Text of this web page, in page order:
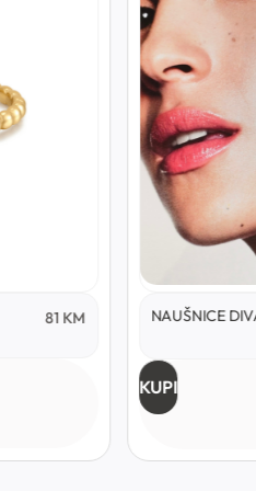
81 KM NAUŠNICE
KUPI